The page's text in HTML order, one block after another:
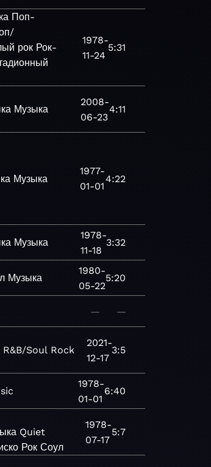
Поп-
рок Рок-
1978-
11-24
5:31
Музыка
2008-
06-23
4:11
Музыка
1977-
01-01
4:22
Музыка
1978-
11-18
3:32
Музыка
1980-
05-22
5:20
— —
R&B/Soul Rock
2021-
12-17
3:5
1978-
01-01
6:40
Quiet
Рок Соул
1978-
07-17
5:7